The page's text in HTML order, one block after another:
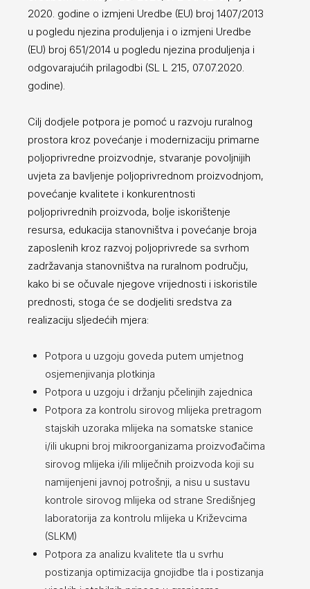
2020. godine o izmjeni Uredbe (EU) broj 1407/2013
u pogledu njezina produljenja i o izmjeni Uredbe
(EU) broj 651/2014 u pogledu njezina produljenja i
odgovarajućih prilagodbi (SL L 215, 07.07.2020.
godine).
Cilj dodjele potpora je pomoć u razvoju ruralnog
prostora kroz povećanje i modernizaciju primarne
poljoprivredne proizvodnje, stvaranje povoljnijih
uvjeta za bavljenje poljoprivrednom proizvodnjom,
povećanje kvalitete i konkurentnosti
poljoprivrednih proizvoda, bolje iskorištenje
resursa, edukacija stanovništva i povećanje broja
zaposlenih kroz razvoj poljoprivrede sa svrhom
zadržavanja stanovništva na ruralnom području,
kako bi se očuvale njegove vrijednosti i iskoristile
prednosti, stoga će se dodjeliti sredstva za
realizaciju sljedećih mjera:
Potpora u uzgoju goveda putem umjetnog
osjemenjivanja plotkinja
Potpora u uzgoju i držanju pčelinjih zajednica
Potpora za kontrolu sirovog mlijeka pretragom
stajskih uzoraka mlijeka na somatske stanice
i/ili ukupni broj mikroorganizama proizvođačima
sirovog mlijeka i/ili mliječnih proizvoda koji su
namijenjeni javnoj potrošnji, a nisu u sustavu
kontrole sirovog mlijeka od strane Središnjeg
laboratorija za kontrolu mlijeka u Križevcima
(SLKM)
Potpora za analizu kvalitete tla u svrhu
postizanja optimizacija gnojidbe tla i postizanja